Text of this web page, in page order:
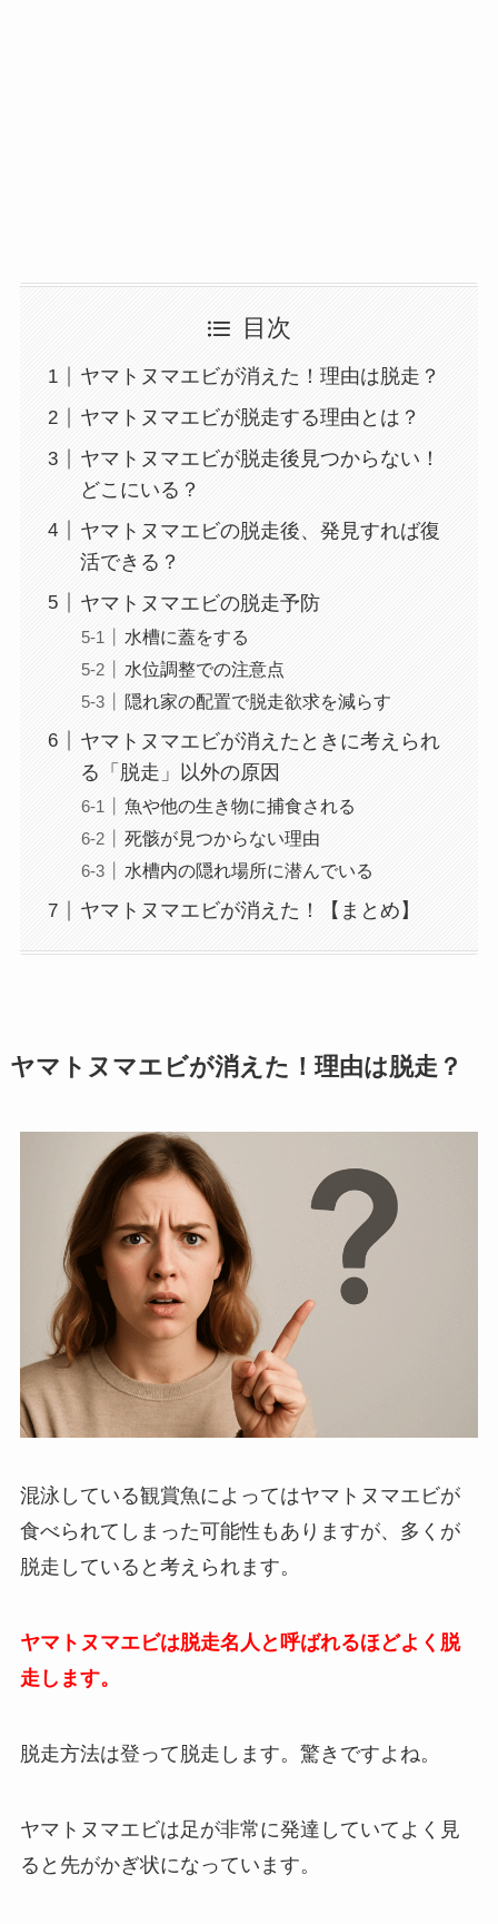
目次
ヤマトヌマエビが消えた！理由は脱走？
ヤマトヌマエビが脱走する理由とは？
ヤマトヌマエビが脱走後見つからない！
どこにいる？
ヤマトヌマエビの脱走後、発見すれば復
活できる？
ヤマトヌマエビの脱走予防
水槽に蓋をする
水位調整での注意点
隠れ家の配置で脱走欲求を減らす
ヤマトヌマエビが消えたときに考えられ
る「脱走」以外の原因
魚や他の生き物に捕食される
死骸が見つからない理由
水槽内の隠れ場所に潜んでいる
ヤマトヌマエビが消えた！【まとめ】
ヤマトヌマエビが消えた！理由は脱走？
混泳している観賞魚によってはヤマトヌマエビが
食べられてしまった可能性もありますが、多くが
脱走していると考えられます。
ヤマトヌマエビは脱走名人と呼ばれるほどよく脱
走します。
脱走方法は登って脱走します。驚きですよね。
ヤマトヌマエビは足が非常に発達していてよく見
ると先がかぎ状になっています。